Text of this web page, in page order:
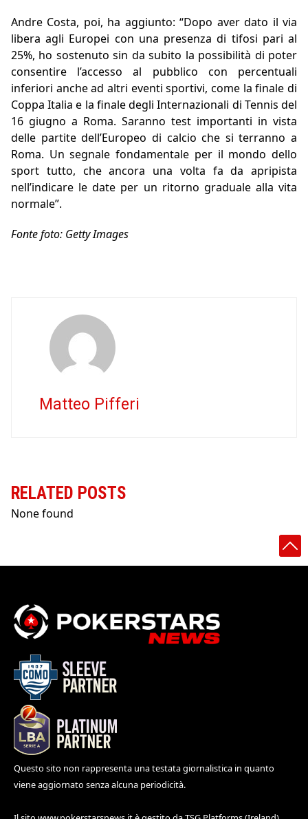
Andre Costa, poi, ha aggiunto: “Dopo aver dato il via
libera agli Europei con una presenza di tifosi pari al
25%, ho sostenuto sin da subito la possibilità di poter
consentire l’accesso al pubblico con percentuali
inferiori anche ad altri eventi sportivi, come la finale di
Coppa Italia e la finale degli Internazionali di Tennis del
16 giugno a Roma. Saranno test importanti in vista
delle partite dell’Europeo di calcio che si terranno a
Roma. Un segnale fondamentale per il mondo dello
sport tutto, che ancora una volta fa da apripista
nell’indicare le date per un ritorno graduale alla vita
normale”.
Fonte foto: Getty Images
Matteo Pifferi
RELATED POSTS
None found
Questo sito non rappresenta una testata giornalistica in quanto
viene aggiornato senza alcuna periodicità.